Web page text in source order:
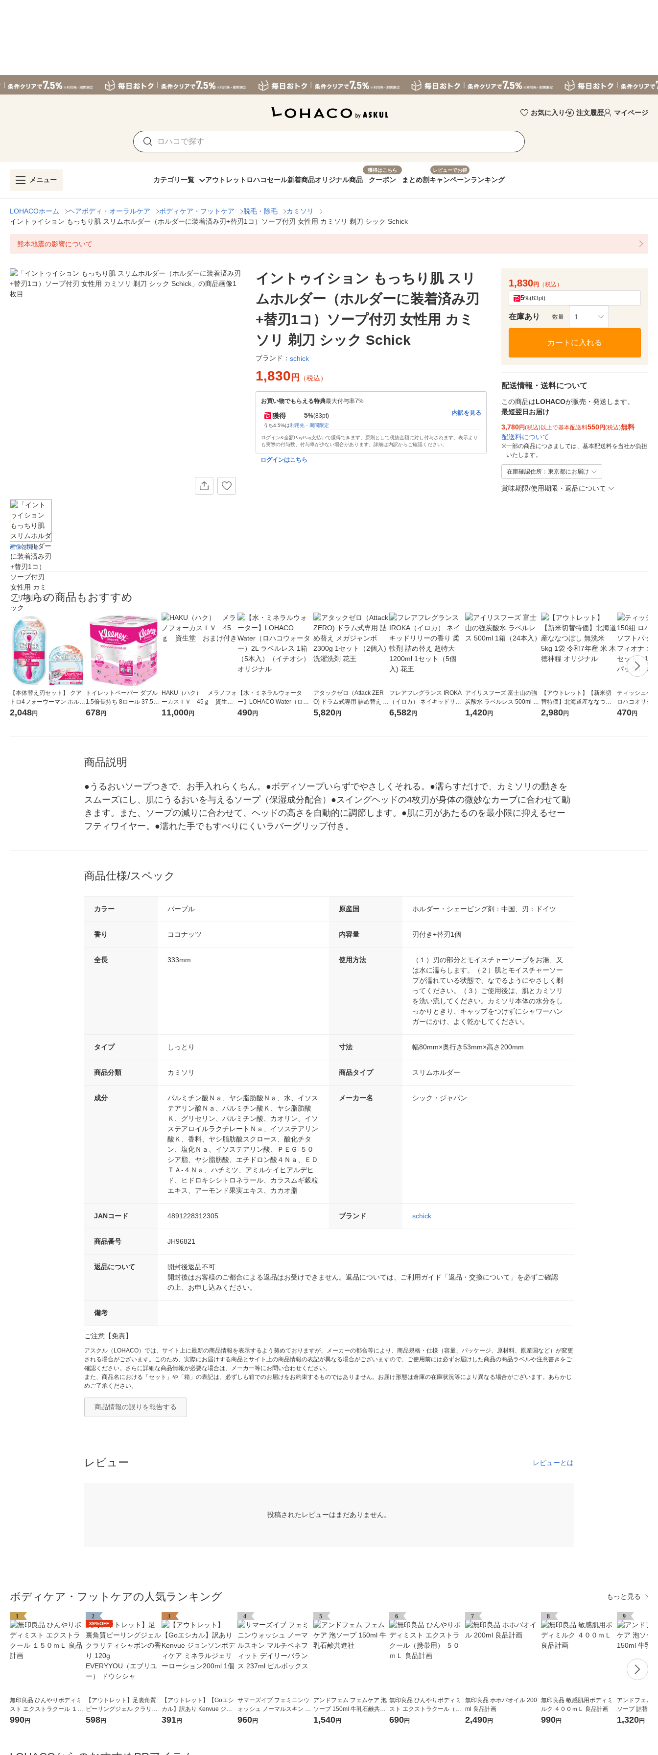
お気に入り 注文履歴 マイページ
メニュー カテゴリ一覧 アウトレット ロハコセール新着商品オリジナル商品
獲得はこちら
クーポン まとめ割
レビューでお得
キャンペーンランキング
LOHACOホーム ヘアボディ・オーラルケア ボディケア・フットケア 脱毛・除毛
カミソリ
イントゥイション もっちり肌 スリムホルダー（ホルダーに装着済み刃+替刃1コ）ソープ付刃 女性用 カミソリ 剃刀 シック Schick
熊本地震の影響について
画像を見る
イントゥイション もっちり肌 スリ
ムホルダー（ホルダーに装着済み刃
+替刃1コ）ソープ付刃 女性用 カミ
ソリ 剃刀 シック Schick
ブランド： schick
1,830 円 （税込）
お買い物でもらえる特典最大付与率7%
獲得 5%(83pt)
うち4.5%は利用先・期間限定
内訳を見る
ログイン&全額PayPay支払いで獲得できます。原則として税抜金額に対し付与されます。表示より
も実際の付与数、付与率が少ない場合があります。詳細は内訳からご確認ください。
ログインはこちら
1,830円 （税込）
5%(83pt)
在庫あり 数量 1
カートに入れる
配送情報・送料について
この商品はLOHACOが販売・発送します。
最短翌日お届け
3,780円(税込)以上で基本配送料550円(税込)無料
配送料について
※一部の商品につきましては、基本配送料を当社が負担
いたします。
在庫確認住所：東京都にお届け
賞味期限/使用期限・返品について
こちらの商品もおすすめ
【本体替え刃セット】 クア
トロ4フォーウーマン ホルダ
ー ＋ 替刃（4個入） 女性用
2,048円
トイレットペーパー ダブル
1.5倍長持ち 8ロール 37.5m
パルプ クリネックス プリン
678円
HAKU（ハク） メラノフォ
ーカスＩＶ 45ｇ 資生
堂 おまけ付き
11,000円
【水・ミネラルウォータ
ー】LOHACO Water（ロハ
コウォーター）2L ラベルレ
490円
アタックゼロ（Attack ZER
O) ドラム式専用 詰め替え メ
ガジャンボ 2300g 1セット
5,820円
フレアフレグランス IROKA
（イロカ） ネイキッドリリ
ーの香り 柔軟剤 詰め替え 超
6,582円
アイリスフーズ 富士山の強
炭酸水 ラベルレス 500ml 1
箱（24本入）
1,420円
【アウトレット】【新米切
替特価】北海道産ななつぼ
し 無洗米 5kg 1袋 令和7年産
2,980円
ティッシュペ
ロハコオリジ
ックティッシ
470円
商品説明
●うるおいソープつきで、お手入れらくちん。●ボディソープいらずでやさしくそれる。●濡らすだけで、カミソリの動きを
スムーズにし、肌にうるおいを与えるソープ（保湿成分配合）●スイングヘッドの4枚刃が身体の微妙なカーブに合わせて動
きます。また、ソープの減りに合わせて、ヘッドの高さを自動的に調節します。●肌に刃があたるのを最小限に抑えるセー
フティワイヤー。●濡れた手でもすべりにくいラバーグリップ付き。
商品仕様/スペック
カラー パープル 原産国 ホルダー・シェービング剤：中国、刃：ドイツ
香り ココナッツ 内容量 刃付き+替刃1個
全長 333mm 使用方法
（１）刃の部分とモイスチャーソープをお湯、又
は水に濡らします。（２）肌とモイスチャーソー
プが濡れている状態で、なでるようにやさしく剃
ってください。（３）ご使用後は、肌とカミソリ
を洗い流してください。カミソリ本体の水分をし
っかりときり、キャップをつけずにシャワーハン
ガーにかけ、よく乾かしてください。
タイプ しっとり 寸法 幅80mm×奥行き53mm×高さ200mm
商品分類 カミソリ 商品タイプ スリムホルダー
成分
パルミチン酸Ｎａ、ヤシ脂肪酸Ｎａ、水、イソス
テアリン酸Ｎａ、パルミチン酸Ｋ、ヤシ脂肪酸
Ｋ、グリセリン、パルミチン酸、カオリン、イソ
ステアロイルラクチレートＮａ、イソステアリン
酸Ｋ、香料、ヤシ脂肪酸スクロース、酸化チタ
ン、塩化Ｎａ、イソステアリン酸、ＰＥＧ-５０
シア脂、ヤシ脂肪酸、エチドロン酸４Ｎａ、ＥＤ
ＴＡ-４Ｎａ、ハチミツ、アミルケイヒアルデヒ
ド、ヒドロキシシトロネラール、カラスムギ穀粒
エキス、アーモンド果実エキス、カカオ脂
メーカー名 シック・ジャパン
JANコード 4891228312305 ブランド schick
商品番号 JH96821
返品について
開封後返品不可
開封後はお客様のご都合による返品はお受けできません。返品については、ご利用ガイド「返品・交換について」を必ずご確認
の上、お申し込みください。
備考
ご注意【免責】
アスクル（LOHACO）では、サイト上に最新の商品情報を表示するよう努めておりますが、メーカーの都合等により、商品規格・仕様（容量、パッケージ、原材料、原産国など）が変更
される場合がございます。このため、実際にお届けする商品とサイト上の商品情報の表記が異なる場合がございますので、ご使用前には必ずお届けした商品の商品ラベルや注意書きをご
確認ください。さらに詳細な商品情報が必要な場合は、メーカー等にお問い合わせください。
また、商品名における「セット」や「箱」の表記は、必ずしも箱でのお届けをお約束するものではありません。お届け形態は倉庫の在庫状況等により異なる場合がございます。あらかじ
めご了承ください。
商品情報の誤りを報告する
レビュー レビューとは
投稿されたレビューはまだありません。
ボディケア・フットケアの人気ランキング もっと見る
1
無印良品 ひんやりボディミ
スト エクストラクール １５
０ｍＬ 良品計画
990円
2
39%OFF
【アウトレット】足裏角質
ピーリングジェル クラリテ
ィシャボンの香り 120g EVE
598円
3
【アウトレット】【Goエシ
カル】訳あり Kenvue ジョ
ンソンボディケア ミネラル
391円
4
サマーズイブ フェミニンウ
ォッシュ ノーマルスキン マ
ルチベネフィット デイリー
960円
5
アンドフェム フェムケア 泡
ソープ 150ml 牛乳石鹸共進
社
1,540円
6
無印良品 ひんやりボディミ
スト エクストラクール（携
帯用） ５０ｍＬ 良品計画
690円
7
無印良品 ホホバオイル 200
ml 良品計画
2,490円
8
無印良品 敏感肌用ボディミ
ルク ４００ｍＬ 良品計画
990円
9
アンドフェム
ソープ 詰替用
鹸共進社
1,320円